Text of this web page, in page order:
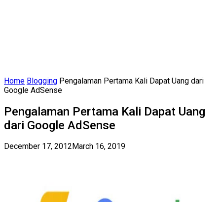
Home Blogging Pengalaman Pertama Kali Dapat Uang dari
Google AdSense
Pengalaman Pertama Kali Dapat Uang
dari Google AdSense
December 17, 2012 March 16, 2019